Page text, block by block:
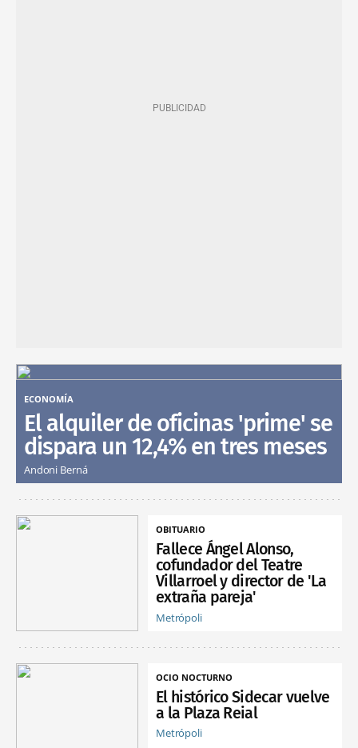
ECONOMÍA
El alquiler de oficinas 'prime' se
dispara un 12,4% en tres meses
Andoni Berná
OBITUARIO
Fallece Ángel Alonso,
cofundador del Teatre
Villarroel y director de 'La
extraña pareja'
Metrópoli
OCIO NOCTURNO
El histórico Sidecar vuelve
a la Plaza Reial
Metrópoli